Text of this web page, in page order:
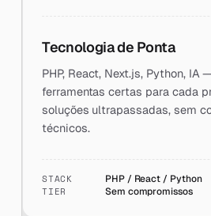
Tecnologia de Ponta
PHP, React, Next.js, Python, IA
ferramentas certas para cada
soluções ultrapassadas, sem
técnicos.
STACK
PHP / React / Python
TIER
Sem compromissos